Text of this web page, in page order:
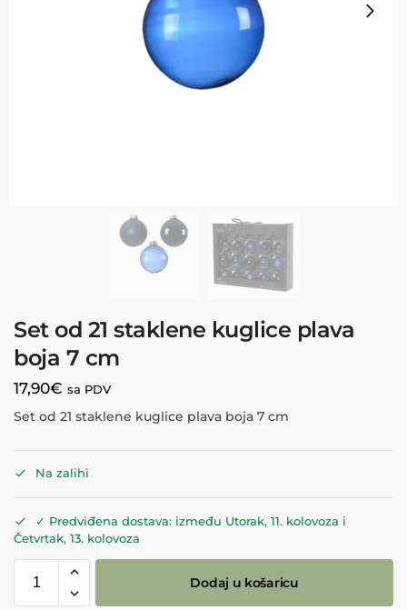
Set od 21 staklene kuglice plava
boja 7 cm
17,90€ sa PDV
Set od 21 staklene kuglice plava boja 7 cm
Na zalihi
✓ Predviđena dostava: između Utorak, 11. kolovoza i
Četvrtak, 13. kolovoza
Dodaj u košaricu